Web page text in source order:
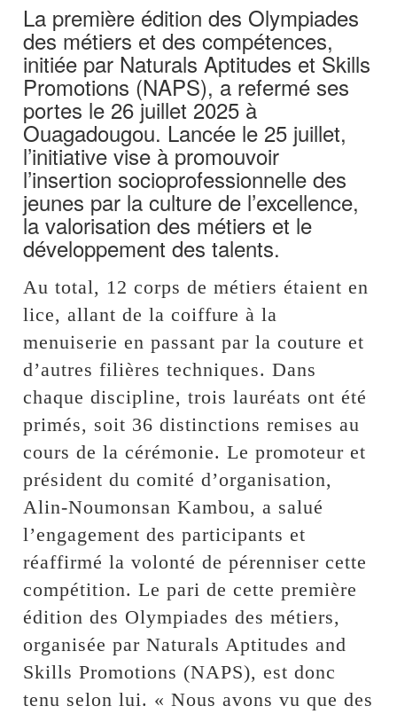
La première édition des Olympiades
des métiers et des compétences,
initiée par Naturals Aptitudes et Skills
Promotions (NAPS), a refermé ses
portes le 26 juillet 2025 à
Ouagadougou. Lancée le 25 juillet,
l’initiative vise à promouvoir
l’insertion socioprofessionnelle des
jeunes par la culture de l’excellence,
la valorisation des métiers et le
développement des talents.
Au total, 12 corps de métiers étaient en
lice, allant de la coiffure à la
menuiserie en passant par la couture et
d’autres filières techniques. Dans
chaque discipline, trois lauréats ont été
primés, soit 36 distinctions remises au
cours de la cérémonie. Le promoteur et
président du comité d’organisation,
Alin-Noumonsan Kambou, a salué
l’engagement des participants et
réaffirmé la volonté de pérenniser cette
compétition. Le pari de cette première
édition des Olympiades des métiers,
organisée par Naturals Aptitudes and
Skills Promotions (NAPS), est donc
tenu selon lui. « Nous avons vu que des